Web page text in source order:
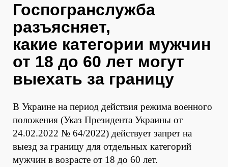
Госпогранслужба
разъясняет,
какие категории мужчин
от 18 до 60 лет могут
выехать за границу
В Украине на период действия режима военного
положения (Указ Президента Украины от
24.02.2022 № 64/2022) действует запрет на
выезд за границу для отдельных категорий
мужчин в возрасте от 18 до 60 лет.